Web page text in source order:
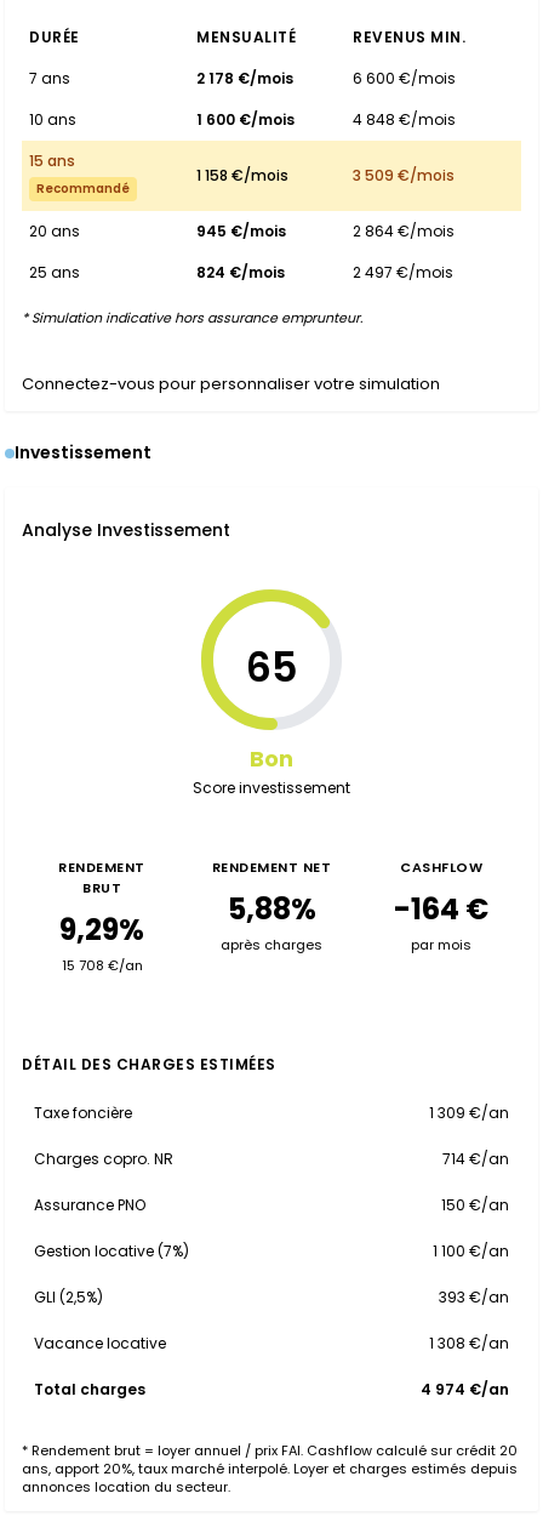
DURÉE MENSUALITÉ
REVENUS MIN.
7 ans
2 178 €/mois
6 600 €/mois
10 ans
1 600 €/mois
4 848 €/mois
15 ans
Recommandé
1 158 €/mois 3 509 €/mois
20 ans 945 €/mois
2 864 €/mois
25 ans
824 €/mois 2 497 €/mois
* Simulation indicative hors assurance emprunteur.
Connectez-vous pour personnaliser votre simulation
Investissement
Analyse Investissement
65
Bon
Score investissement
RENDEMENT
BRUT
9,29%
15 708 €/an
RENDEMENT NET
5,88%
après charges
CASHFLOW
-164 €
par mois
DÉTAIL DES CHARGES ESTIMÉES
Taxe foncière 1 309 €/an
Charges copro. NR 714 €/an
Assurance PNO 150 €/an
Gestion locative (7%) 1 100 €/an
GLI (2,5%) 393 €/an
Vacance locative 1 308 €/an
Total charges 4 974 €/an
* Rendement brut = loyer annuel / prix FAI. Cashflow calculé sur crédit 20
ans, apport 20%, taux marché interpolé. Loyer et charges estimés depuis
annonces location du secteur.